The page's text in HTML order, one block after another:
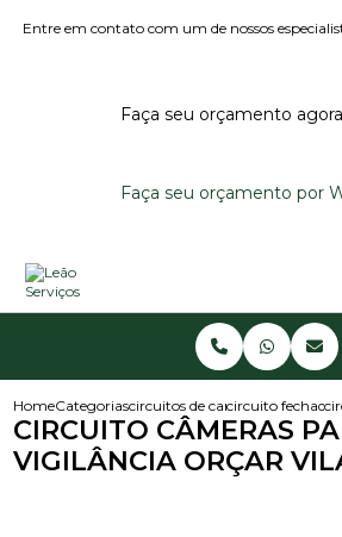
Entre em contato com um de nossos
Faça seu orçamento
Faça seu orçamento por
HomeCategoriascircuitos de camerascircuito fechado
CIRCUITO CÂMERAS
VIGILÂNCIA ORÇAR